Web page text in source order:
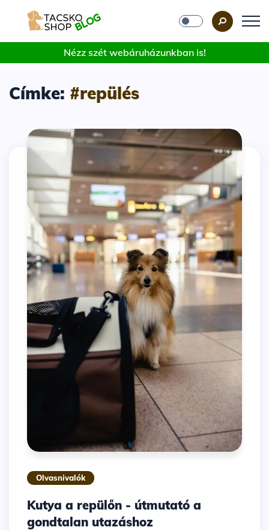
Nézz szét webáruházunkban is!
Címke: #repülés
Olvasnivalók
Kutya a repülőn - útmutató a
gondtalan utazáshoz